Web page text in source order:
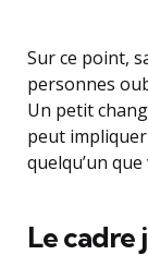
Sur ce point,
personnes
Un petit
peut
quelqu’un
Le cadre